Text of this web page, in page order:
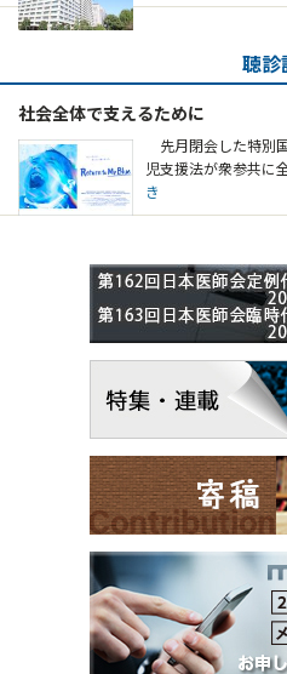
聴診
社会全体で支えるために
先月閉会した特別
児支援法が衆参共に
き